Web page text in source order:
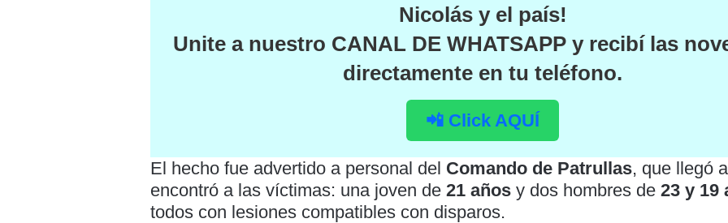
Nicolás y el país!
Unite a nuestro CANAL DE WHATSAPPy recibí las
directamente en tu teléfono.
📲 Click AQUÍ
El hecho fue advertido a personal del Comando de Patrullas, que llegó
encontró a las víctimas: una joven de 21 años y dos hombres de 23 y 19
todos con lesiones compatibles con disparos.